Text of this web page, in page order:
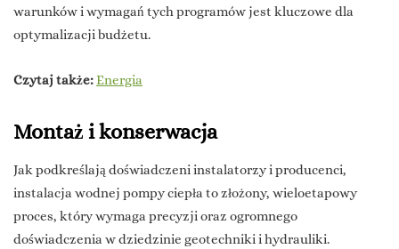
warunków i wymagań tych programów jest kluczowe dla
optymalizacji budżetu.
Czytaj także:Energia
Montaż i konserwacja
Jak podkreślają doświadczeni instalatorzy i producenci,
instalacja wodnej pompy ciepła to złożony, wieloetapowy
proces, który wymaga precyzji oraz ogromnego
doświadczenia w dziedzinie geotechniki i hydrauliki.